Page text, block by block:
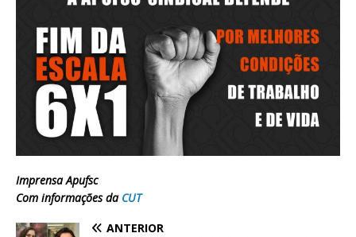
Imprensa Apufsc
Com informações da CUT
ANTERIOR